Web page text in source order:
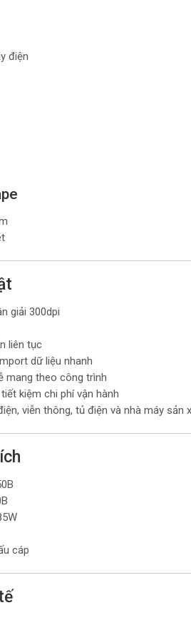
điện
giải 300dpi
liên tục
dữ liệu nhanh
mang theo công trình
kiệm chi phí vận hành
viễn thông, tủ điện và nhà máy sản
cáp